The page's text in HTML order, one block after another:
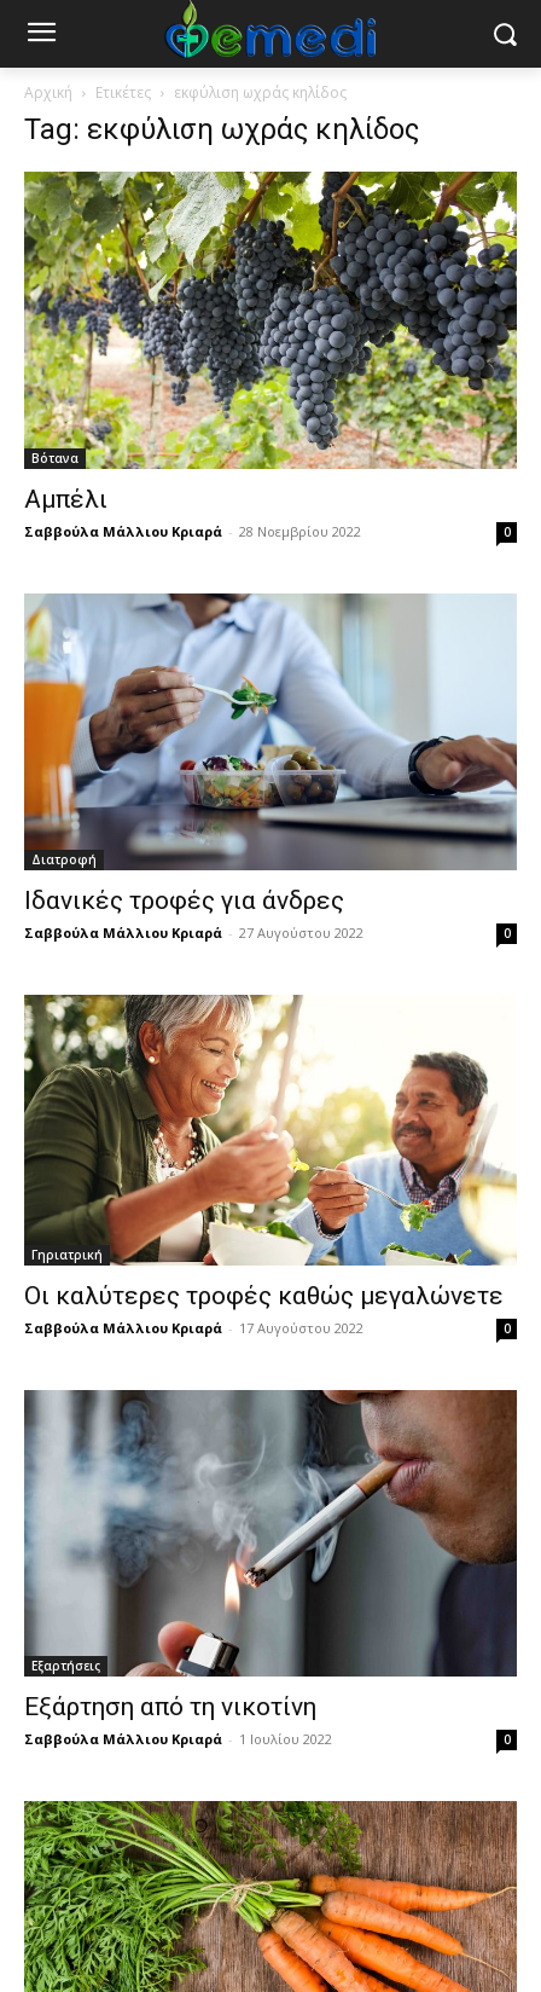
Αρχική Ετικέτες εκφύλιση ωχράς κηλίδος
Tag: εκφύλιση ωχράς κηλίδος
Βότανα
Αμπέλι
Σαββούλα Μάλλιου Κριαρά - 28 Νοεμβρίου 2022 0
Διατροφή
Ιδανικές τροφές για άνδρες
Σαββούλα Μάλλιου Κριαρά - 27 Αυγούστου 2022 0
Γηριατρική
Οι καλύτερες τροφές καθώς μεγαλώνετε
Σαββούλα Μάλλιου Κριαρά - 17 Αυγούστου 2022 0
Εξαρτήσεις
Εξάρτηση από τη νικοτίνη
Σαββούλα Μάλλιου Κριαρά - 1 Ιουλίου 2022 0